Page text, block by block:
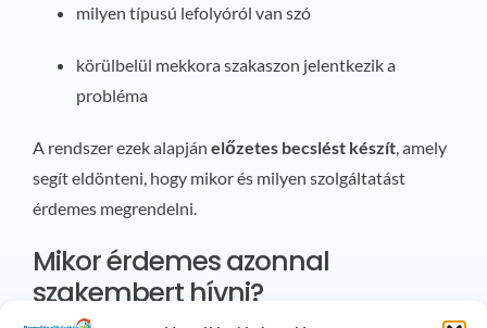
milyen típusú lefolyóról van szó
körülbelül mekkora szakaszon jelentkezik a
probléma
A rendszer ezek alapján előzetes becslést készít, amely
segít eldönteni, hogy mikor és milyen szolgáltatást
érdemes megrendelni.
Mikor érdemes azonnal
szakembert hívni?
Bár sokan próbálják házilag megoldani a dugulást,